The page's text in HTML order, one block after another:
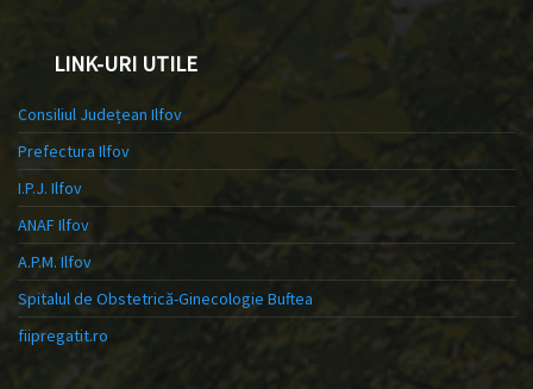
LINK-URI UTILE
Consiliul Județean Ilfov
Prefectura Ilfov
I.P.J. Ilfov
ANAF Ilfov
A.P.M. Ilfov
Spitalul de Obstetrică-Ginecologie Buftea
fiipregatit.ro